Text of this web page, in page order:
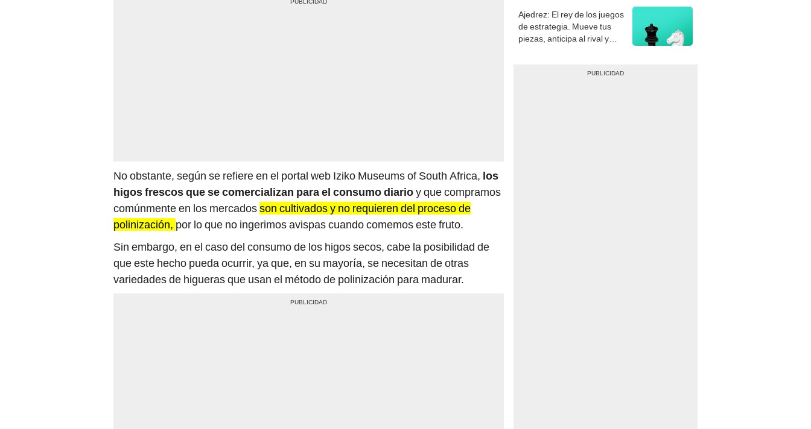
No obstante, según se refiere en el portal web Iziko Museums of South Africa, los
higos frescos que se comercializan para el consumo diarioy que compramos
comúnmente en los mercadosson cultivados y no requieren del proceso de
polinización, por lo que no ingerimos avispas cuando comemos este fruto.
Sin embargo, en el caso del consumo de los higos secos, cabe la posibilidad de
que este hecho pueda ocurrir, ya que, en su mayoría, se necesitan de otras
variedades de higueras que usan el método de polinización para madurar.
Ajedrez: El rey de los juegos
de estrategia. Mueve tus
piezas, anticipa al rival y